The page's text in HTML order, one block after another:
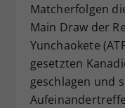
Matcherfolgen
Main Draw der
Yunchaokete
gesetzten
geschlagen und